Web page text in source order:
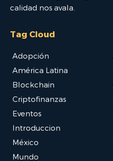
calidad nos avala.
Tag Cloud
Adopción
América Latina
Blockchain
Criptofinanzas
Eventos
Introduccion
México
Mundo